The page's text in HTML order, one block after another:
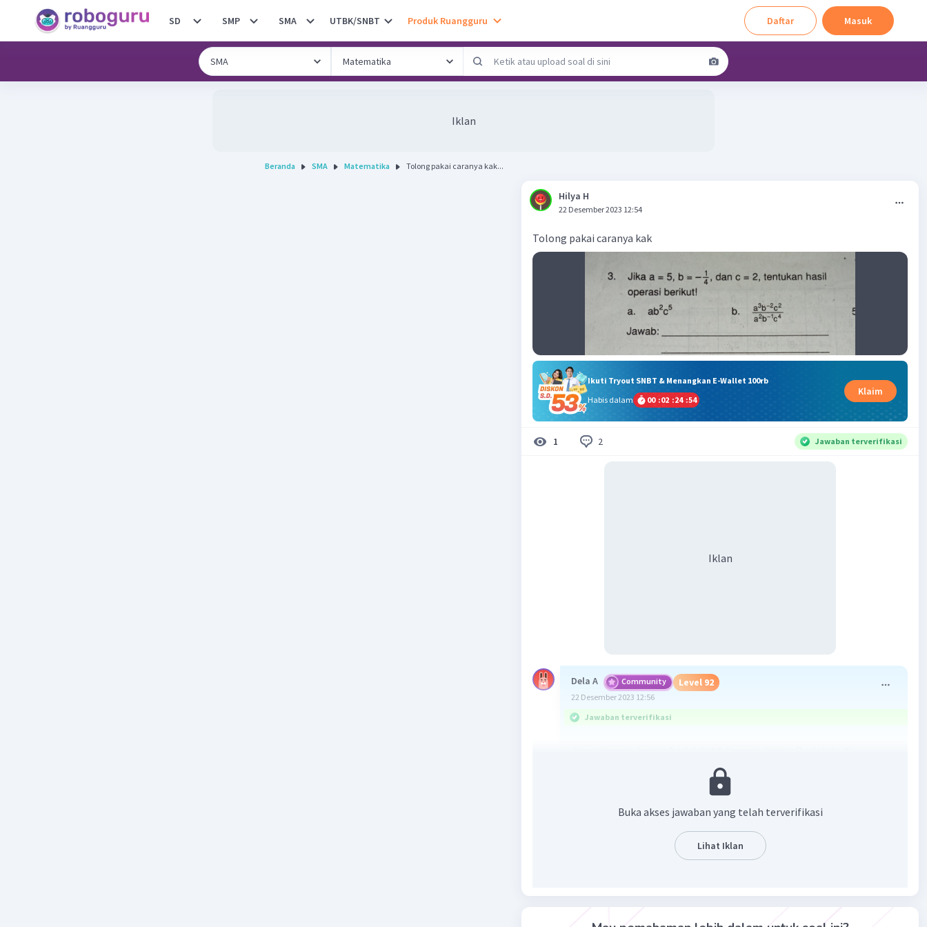
SD SMP SMA UTBK/SNBT Produk Ruangguru Daftar Masuk
Iklan
Beranda SMA Matematika Tolong pakai caranya kak...
Hilya H
22 Desember 2023 12:54
Tolong pakai caranya kak
Ikuti Tryout SNBT & Menangkan E-Wallet 100rb
Habis dalam
00 :02 :24 :53
Klaim
1 2 Jawaban terverifikasi
Iklan
Dela A Community Level 92
22 Desember 2023 12:56
Jawaban terverifikasi
Penjelasan mengenai langkah-langkahnya ada di gambar yaa
Buka akses jawaban yang telah terverifikasi
Lihat Iklan